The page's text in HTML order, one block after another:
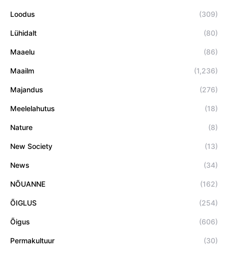
Loodus (309)
Lühidalt (80)
Maaelu (86)
Maailm (1,236)
Majandus (276)
Meelelahutus (18)
Nature (8)
New Society (13)
News (34)
NÕUANNE (162)
ÕIGLUS (254)
Õigus (606)
Permakultuur (30)